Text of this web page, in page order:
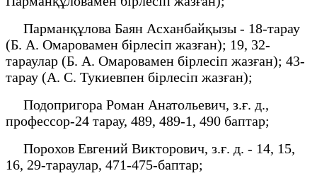
Парманқұлова Баян Асханбайқызы - 18-тарау
(Б. А. Омаровамен бірлесіп жазған); 19, 32-
тараулар (Б. А. Омаровамен бірлесіп жазған); 43-
тарау (А. С. Тукиевпен бірлесіп жазған);
Подопригора Роман Анатольевич, з.ғ. д.,
профессор-24 тарау, 489, 489-1, 490 баптар;
Порохов Евгений Викторович, з.ғ. д. - 14, 15,
16, 29-тараулар, 471-475-баптар;